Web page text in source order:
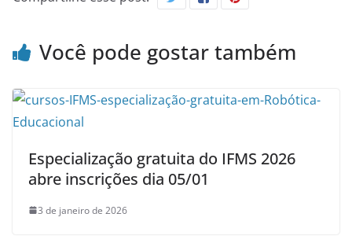
Você pode gostar também
Especialização gratuita do IFMS 2026
abre inscrições dia 05/01
3 de janeiro de 2026